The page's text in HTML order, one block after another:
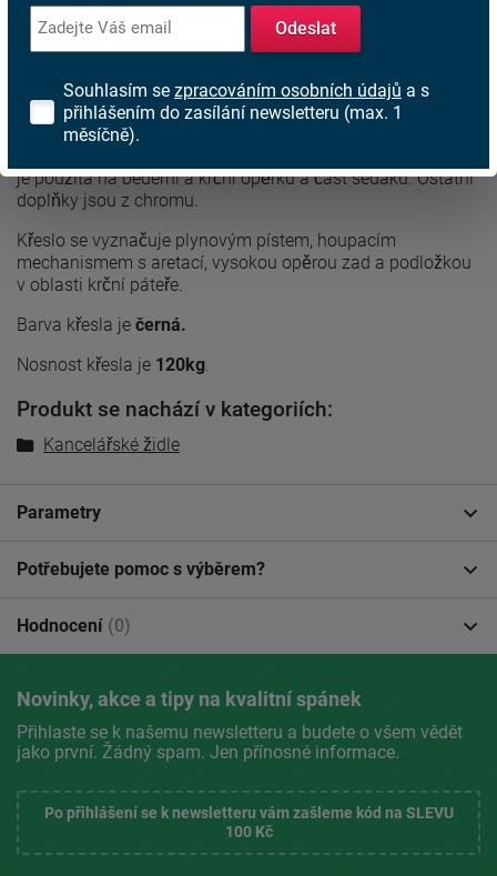
Kancelářské výškové nastavitelné
je použita na bederní a krční opěrku a část sedáku. Ostatní
doplňky jsou z chromu.
Křeslo se vyznačuje plynovým pístem, houpacím
mechanismem s aretací, vysokou opěrou zad a podložkou
v oblasti krční páteře.
Barva křesla je černá.
Nosnost křesla je 120kg.
Produkt se nachází v kategoriích:
Kancelářské židle
Parametry
Potřebujete pomoc s výběrem?
Hodnocení (0)
Novinky, akce a tipy na kvalitní spánek
Přihlaste se k našemu newsletteru a budete o všem vědět
jako první. Žádný spam. Jen přínosné informace.
Po přihlášení se k newsletteru vám zašleme kód na SLEVU
100 Kč
Odeslat
Souhlasím se zpracováním osobních údajů a s
přihlášením do zasílání newsletteru (max. 1
měsíčně).